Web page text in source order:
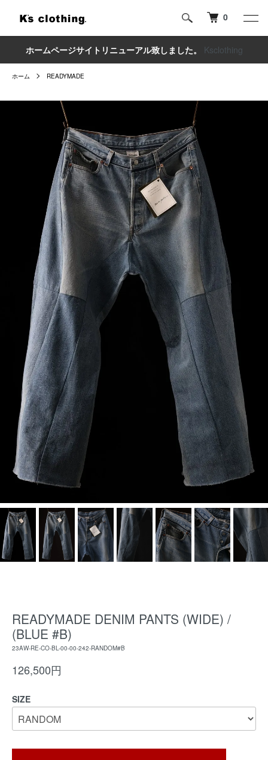
0
ホームページサイトリニューアル致しました。 Ksclothing
ホーム READYMADE
READYMADE DENIM PANTS (WIDE) /
(BLUE #B)
23AW-RE-CO-BL-00-00-242-RANDOM#B
126,500円
SIZE